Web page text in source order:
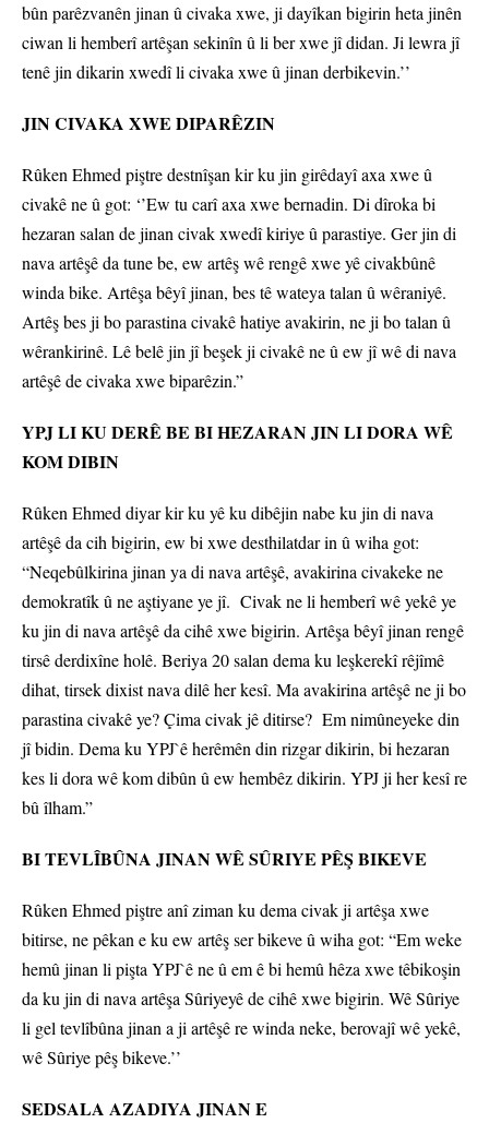
bûn parêzvanên jinan û civaka xwe, ji dayîkan bigirin heta jinên
ciwan li hemberî artêşan sekinîn û li ber xwe jî didan. Ji lewra jî
tenê jin dikarin xwedî li civaka xwe û jinan derbikevin.’’
JIN CIVAKA XWE DIPARÊZIN
Rûken Ehmed piştre destnîşan kir ku jin girêdayî axa xwe û
civakê ne û got: ‘’Ew tu carî axa xwe bernadin. Di dîroka bi
hezaran salan de jinan civak xwedî kiriye û parastiye. Ger jin di
nava artêşê da tune be, ew artêş wê rengê xwe yê civakbûnê
winda bike. Artêşa bêyî jinan, bes tê wateya talan û wêraniyê.
Artêş bes ji bo parastina civakê hatiye avakirin, ne ji bo talan û
wêrankirinê. Lê belê jin jî beşek ji civakê ne û ew jî wê di nava
artêşê de civaka xwe biparêzin.”
YPJ LI KU DERÊ BE BI HEZARAN JIN LI DORA WÊ
KOM DIBIN
Rûken Ehmed diyar kir ku yê ku dibêjin nabe ku jin di nava
artêşê da cih bigirin, ew bi xwe desthilatdar in û wiha got:
“Neqebûlkirina jinan ya di nava artêşê, avakirina civakeke ne
demokratîk û ne aştiyane ye jî. Civak ne li hemberî wê yekê ye
ku jin di nava artêşê da cihê xwe bigirin. Artêşa bêyî jinan rengê
tirsê derdixîne holê. Beriya 20 salan dema ku leşkerekî rêjîmê
dihat, tirsek dixist nava dilê her kesî. Ma avakirina artêşê ne ji bo
parastina civakê ye? Çima civak jê ditirse? Em nimûneyeke din
jî bidin. Dema ku YPJ`ê herêmên din rizgar dikirin, bi hezaran
kes li dora wê kom dibûn û ew hembêz dikirin. YPJ ji her kesî re
bû îlham.”
BI TEVLÎBÛNA JINAN WÊ SÛRIYE PÊŞ BIKEVE
Rûken Ehmed piştre anî ziman ku dema civak ji artêşa xwe
bitirse, ne pêkan e ku ew artêş ser bikeve û wiha got: “Em weke
hemû jinan li pişta YPJ`ê ne û em ê bi hemû hêza xwe têbikoşin
da ku jin di nava artêşa Sûriyeyê de cihê xwe bigirin. Wê Sûriye
li gel tevlîbûna jinan a ji artêşê re winda neke, berovajî wê yekê,
wê Sûriye pêş bikeve.’’
SEDSALA AZADIYA JINAN E